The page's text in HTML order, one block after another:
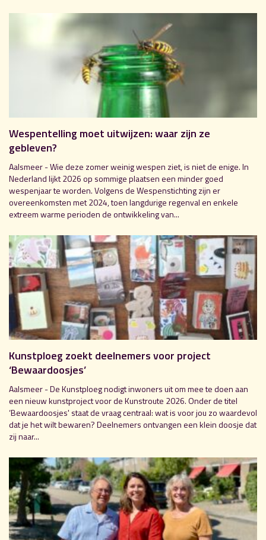
Wespentelling moet uitwijzen: waar zijn ze
gebleven?
Aalsmeer - Wie deze zomer weinig wespen ziet, is niet de enige. In
Nederland lijkt 2026 op sommige plaatsen een minder goed
wespenjaar te worden. Volgens de Wespenstichting zijn er
overeenkomsten met 2024, toen langdurige regenval en enkele
extreem warme perioden de ontwikkeling van...
Kunstploeg zoekt deelnemers voor project
‘Bewaardoosjes’
Aalsmeer - De Kunstploeg nodigt inwoners uit om mee te doen aan
een nieuw kunstproject voor de Kunstroute 2026. Onder de titel
‘Bewaardoosjes' staat de vraag centraal: wat is voor jou zo waardevol
dat je het wilt bewaren? Deelnemers ontvangen een klein doosje dat
zij naar...